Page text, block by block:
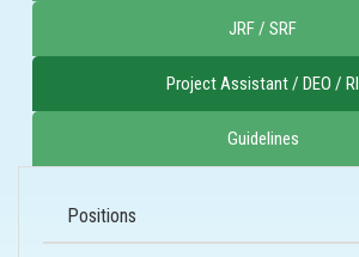
JRF / SRF
Project Assistant / DEO / RI
Guidelines
Positions